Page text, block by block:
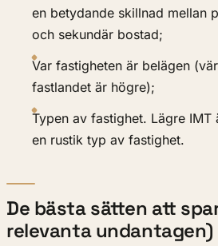
en betydande skillnad mellan
och sekundär bostad;
Var fastigheten är belägen
fastlandet är högre);
Typen av fastighet. Lägre
en rustik typ av fastighet.
De bästa sätten att
relevanta undantagen)